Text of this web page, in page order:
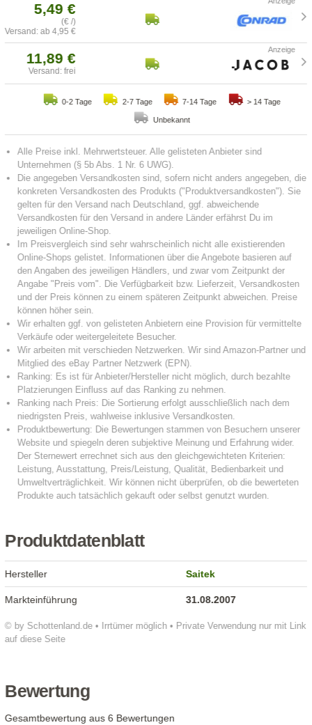
5,49 €
(€ /)
Versand: ab 4,95 €
11,89 €
Versand: frei
0-2 Tage 2-7 Tage 7-14 Tage > 14 Tage
Unbekannt
Produktdatenblatt
© by Schottenland.de • Irrtümer möglich • Private Verwendung nur mit Link
auf diese Seite
Hersteller Saitek
Markteinführung 31.08.2007
Bewertung
Gesamtbewertung aus 6 Bewertungen